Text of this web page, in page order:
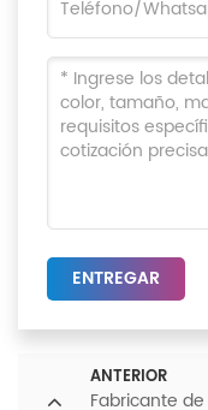
ENTREGAR
ANTERIOR
Fabricante